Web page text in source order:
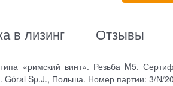
в лизинг Отзывы
типа «римский винт». Резьба M5.
Góral Sp.J., Польша. Номер партии: 3/N/